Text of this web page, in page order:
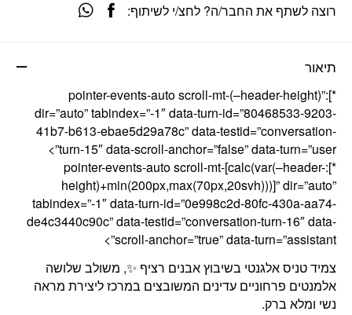
תיאור
*]:pointer-events-auto scroll-mt-(–header-height)”
dir=”auto” tabindex=”-1″ data-turn-id=”80468533-9203-
41b7-b613-ebae5d29a78c” data-testid=”conversation-
turn-15″ data-scroll-anchor=”false” data-turn=”user”>
*]:pointer-events-auto scroll-mt-[calc(var(–header-
height)+min(200px,max(70px,20svh)))]” dir=”auto”
tabindex=”-1″ data-turn-id=”0e998c2d-80fc-430a-aa74-
de4c3440c90c” data-testid=”conversation-turn-16″ data-
scroll-anchor=”true” data-turn=”assistant”>
צמיד טניס אלגנטי בשיבוץ אבנים רציף ✨, משולב שלושה
אלמנטים פרחוניים עדינים המשובצים במרכז ליצירת מראה
נשי ומלא ברק.
רוצה לשתף את החבר/ה? לחצ/י לשיתוף: